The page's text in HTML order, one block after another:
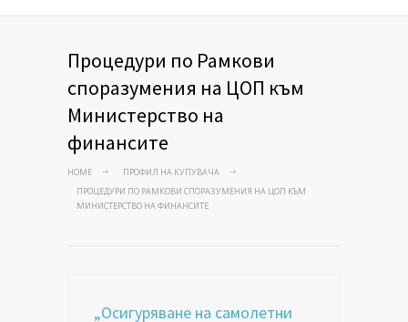
Процедури по Рамкови
споразумения на ЦОП към
Министерство на
финансите
HOME
ПРОФИЛ НА КУПУВАЧА
ПРОЦЕДУРИ ПО РАМКОВИ СПОРАЗУМЕНИЯ НА ЦОП КЪМ
МИНИСТЕРСТВО НА ФИНАНСИТЕ
„Осигуряване на самолетни